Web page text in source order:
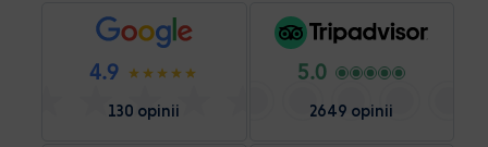
4.9
130 opinii
5.0
2649 opinii